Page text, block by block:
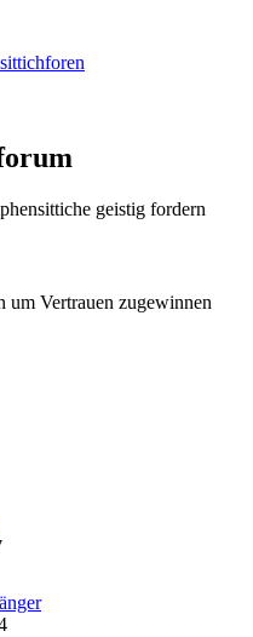
geistig fordern
um Vertrauen zugewinnen